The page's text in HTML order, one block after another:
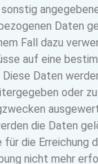
Daten
Fall dazu
auf eine
Diese Daten
oder zu
die Daten
für die Erreichung
nicht mehr